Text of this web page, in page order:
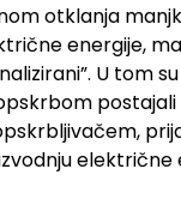
otklanja
energije,
U tom
električne